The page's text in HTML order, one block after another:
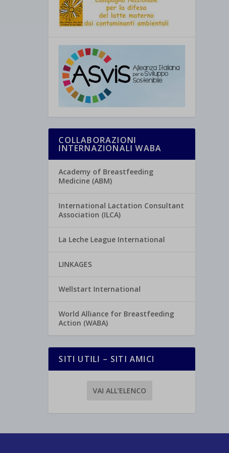
COLLABORAZIONI
INTERNAZIONALI WABA
Academy of Breastfeeding
Medicine (ABM)
International Lactation Consultant
Association (ILCA)
La Leche League International
LINKAGES
Wellstart International
World Alliance for Breastfeeding
Action (WABA)
SITI UTILI – SITI AMICI
VAI ALL’ELENCO